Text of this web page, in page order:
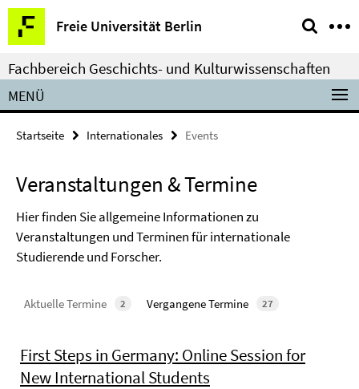
Springe
direkt
zu
Inhalt
Freie Universität Berlin
Service-
Navigation
Fachbereich Geschichts- und Kulturwissenschaften
MENÜ
Startseite Internationales Events
Veranstaltungen & Termine
Hier finden Sie allgemeine Informationen zu
Veranstaltungen und Terminen für internationale
Studierende und Forscher.
2
Aktuelle Termine 27
Vergangene Termine
First Steps in Germany: Online Session for
New International Students